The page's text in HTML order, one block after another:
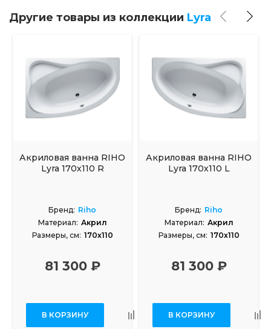
Другие товары из коллекции Lyra
Акриловая ванна RIHO
Lyra 170х110 R
Бренд: Riho
Материал: Акрил
Размеры, см: 170x110
81 300 ₽
В КОРЗИНУ
Акриловая ванна RIHO
Lyra 170х110 L
Бренд: Riho
Материал: Акрил
Размеры, см: 170x110
81 300 ₽
В КОРЗИНУ